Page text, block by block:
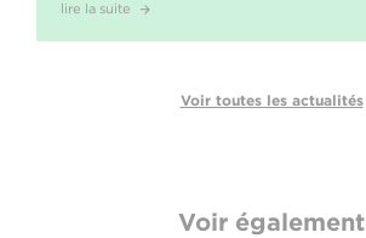
lire la suite
Voir toutes les actualités
Voir également